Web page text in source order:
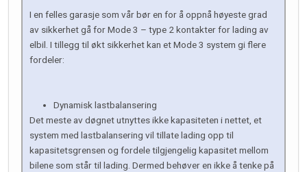
I en felles garasje som vår bør en for å oppnå høyeste grad
av sikkerhet gå for Mode 3 – type 2 kontakter for lading av
elbil. I tillegg til økt sikkerhet kan et Mode 3 system gi flere
fordeler:
Dynamisk lastbalansering
Det meste av døgnet utnyttes ikke kapasiteten i nettet, et
system med lastbalansering vil tillate lading opp til
kapasitetsgrensen og fordele tilgjengelig kapasitet mellom
bilene som står til lading. Dermed behøver en ikke å tenke på